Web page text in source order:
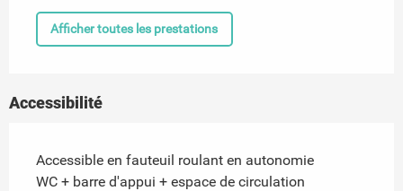
Afficher toutes les prestations
Accessibilité
Accessible en fauteuil roulant en autonomie
WC + barre d'appui + espace de circulation